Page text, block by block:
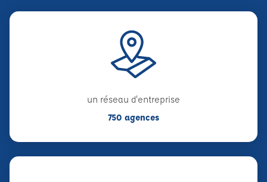
un réseau d'entreprise
750 agences